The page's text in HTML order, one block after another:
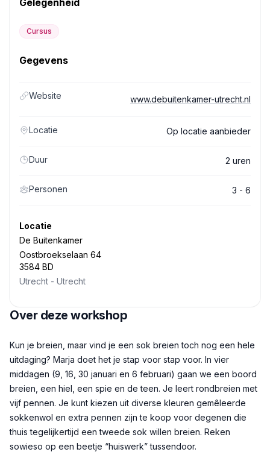
Gelegenheid
Cursus
Gegevens
Website www.debuitenkamer-utrecht.nl
Locatie Op locatie aanbieder
Duur 2 uren
Personen 3 - 6
Locatie
De Buitenkamer
Oostbroekselaan 64
3584 BD
Utrecht - Utrecht
Over deze workshop
Beschrijving
Kun je breien, maar vind je een sok breien toch nog een hele
uitdaging? Marja doet het je stap voor stap voor. In vier
middagen (9, 16, 30 januari en 6 februari) gaan we een boord
breien, een hiel, een spie en de teen. Je leert rondbreien met
vijf pennen. Je kunt kiezen uit diverse kleuren gemêleerde
sokkenwol en extra pennen zijn te koop voor degenen die
thuis tegelijkertijd een tweede sok willen breien. Reken
sowieso op een beetje “huiswerk” tussendoor.